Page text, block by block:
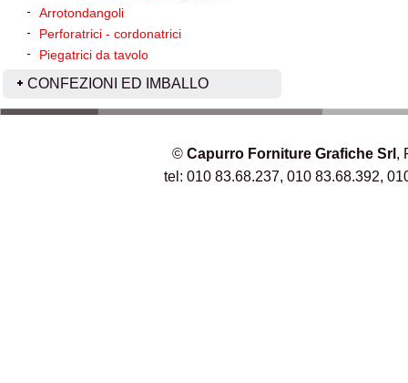
Arrotondangoli
Perforatrici - cordonatrici
Piegatrici da tavolo
CONFEZIONI ED IMBALLO
© Capurro Forniture Grafiche Srl ,
tel: 010 83.68.237, 010 83.68.392,